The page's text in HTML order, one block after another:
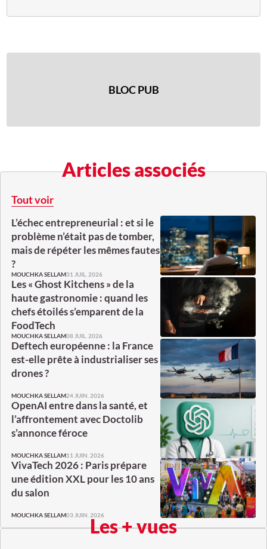
BLOC PUB
Articles associés
Tout voir
L’échec entrepreneurial : et si le
problème n’était pas de tomber,
mais de répéter les mêmes fautes
?
MOUCHKA SELLAM31 JUIL. 2026
Les « Ghost Kitchens » de la
haute gastronomie : quand les
chefs étoilés s’emparent de la
FoodTech
MOUCHKA SELLAM08 JUIL. 2026
Deftech européenne : la France
est-elle prête à industrialiser ses
drones ?
MOUCHKA SELLAM24 JUIN. 2026
OpenAI entre dans la santé, et
l’affrontement avec Doctolib
s’annonce féroce
MOUCHKA SELLAM11 JUIN. 2026
VivaTech 2026 : Paris prépare
une édition XXL pour les 10 ans
du salon
MOUCHKA SELLAM03 JUIN. 2026Les + vues